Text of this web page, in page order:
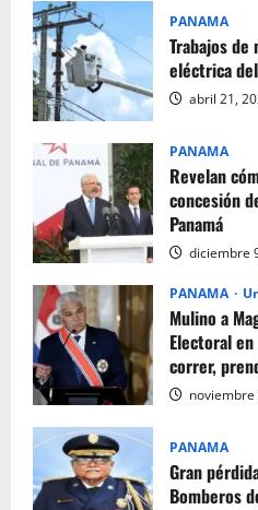
PANAMA
Trabajos
eléctrica
abril 21,
PANAMA
Revelan
concesión
Panamá
diciembre
PANAMA
Mulino a
Electoral en
correr,
noviembre
PANAMA
Gran
Bomberos